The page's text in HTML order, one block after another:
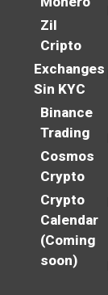
Zil
Cripto
Exchanges
Sin KYC
Binance
Trading
Cosmos
Crypto
Crypto
Calendar
(Coming
soon)